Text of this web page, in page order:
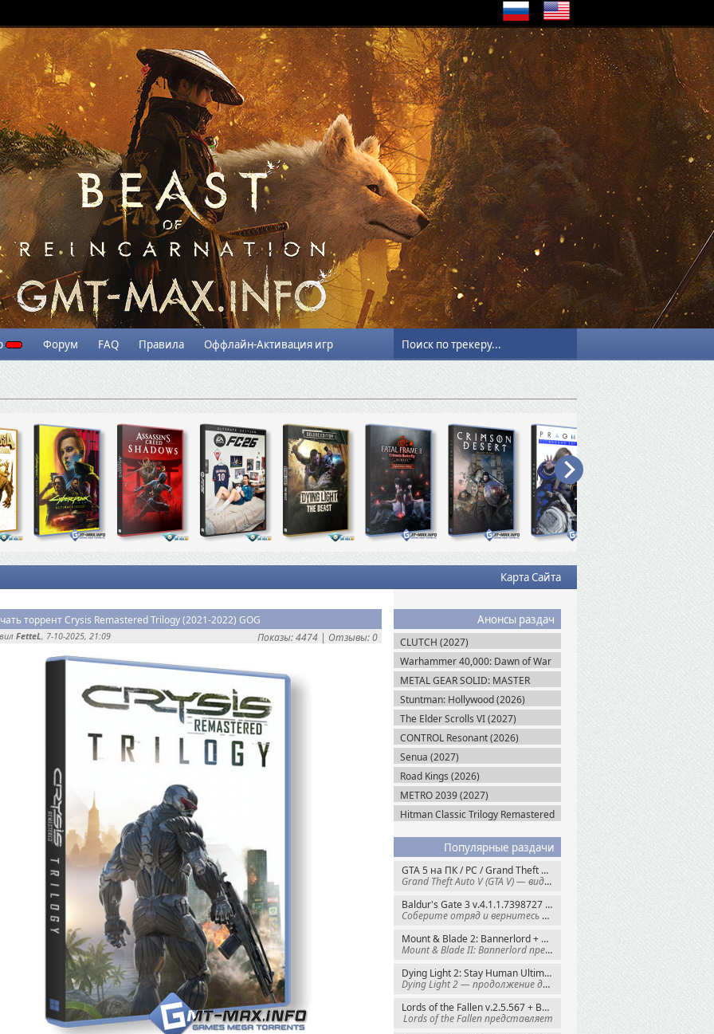
Форум FAQ Правила Оффлайн-Активация игр
Карта Сайта
Анонсы раздач
CLUTCH (2027)
Warhammer 40,000: Dawn of War
IV (2026)
METAL GEAR SOLID: MASTER
COLLECTION Vol.2 (2026)
Stuntman: Hollywood (2026)
The Elder Scrolls VI (2027)
CONTROL Resonant (2026)
Senua (2027)
Road Kings (2026)
METRO 2039 (2027)
Hitman Classic Trilogy Remastered
Популярные раздачи
GTA 5 на ПК / PC / Grand Theft Auto V: Premium Edition (2015) Steam-Rip
Grand Theft Auto V (GTA V) — видеоигра из
Baldur's Gate 3 v.4.1.1.7398727 + Все DLC (2023) GOG-Rip
Соберите отряд и вернитесь в Забытые
Mount & Blade 2: Bannerlord + War Sails v.1.4.7.117484 (2025) GOG
Mount & Blade II: Bannerlord представляет
Dying Light 2: Stay Human Ultimate Edition v.1.29.1 + Все DLC (2022) Пиратка
Dying Light 2 — продолжение динамичного
Lords of the Fallen v.2.5.567 + Все DLC (2023) Пиратка
Lords of the Fallen представляет
торрент Crysis Remastered Trilogy (2021-2022) GOG
Показы: 4474 | Отзывы: 0
FetteL, 7-10-2025, 21:09